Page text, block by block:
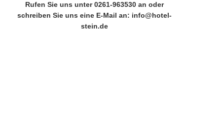
Rufen Sie uns unter 0261-963530 an oder
schreiben Sie uns eine E-Mail an: info@hotel-
stein.de